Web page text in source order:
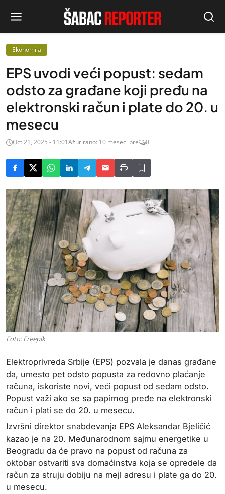
Ekonomija
EPS uvodi veći popust: sedam
odsto za građane koji pređu na
elektronski račun i plate do 20. u
mesecu
Oct 21, 2025 - 11:01Ažurirano: 10 meseci pre 0
Foto: Freepik
Elektroprivreda Srbije (EPS) pozvala je danas građane
da, umesto pet odsto popusta za redovno plaćanje
računa, iskoriste novi, veći popust od sedam odsto.
Popust važi ako se sa papirnog pređe na elektronski
račun i plati se do 20. u mesecu.
Izvršni direktor snabdevanja EPS Aleksandar Bjeličić
kazao je na 20. Međunarodnom sajmu energetike u
Beogradu da će pravo na popust od računa za
oktobar ostvariti sva domaćinstva koja se opredele da
račun za struju dobiju na mejl adresu i plate ga do 20.
u mesecu.